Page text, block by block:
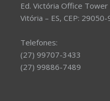
Ed. Victória Office
Vitória – ES, CEP: 29050-
Telefones:
(27) 99707-3433
(27) 99886-7489